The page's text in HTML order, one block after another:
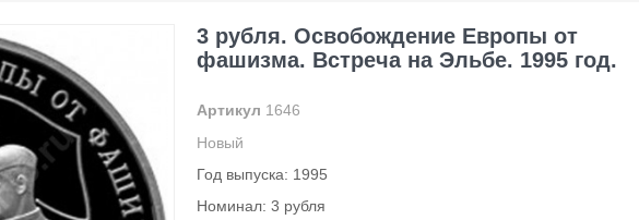
3 рубля. Освобождение Европы от
фашизма. Встреча на Эльбе. 1995 год.
Артикул 1646
Новый
Год выпуска: 1995
Номинал: 3 рубля